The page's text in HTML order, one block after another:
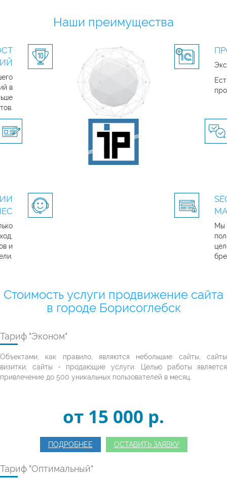
Наши преимущества
в
и
Мы
Стоимость услуги продвижение сайта
в городе Борисоглебск
Тариф "Эконом"
Объектами, как правило, являются небольшие сайты, сайты
визитки, сайты - продающие услуги. Целью работы является
привлечение до 500 уникальных пользователей в месяц.
от 15 000 p.
ПОДРОБНЕЕ ОСТАВИТЬ ЗАЯВКУ
Тариф "Оптимальный"